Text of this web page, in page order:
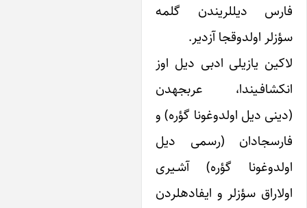
فارس دیل‎لریندن گلمه
اولدوقجا آزدیر.
یازیلی ادبی دیل اوز
انکشافـیندا، عربجه‎دن
دیل اولدوغونا گؤره) و
فارسجا‎دان (رسمی دیل
گؤره) آشـیری
اولاراق سؤزلر و ایفاده‎لردن